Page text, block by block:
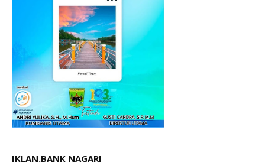
IKLAN.BANK NAGARI